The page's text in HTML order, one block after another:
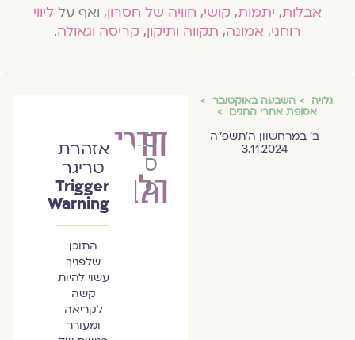
אבלות,יתמות,קושי,חוויה של חסרון, ואף עלליווי
רוחני,אמונה,תקווה ותיקון,קריסה וגאולה.
גלויה השבעה באוקטובר
אסופת אחרי החגים
ב׳ במרחשוון ה׳תשפ״ה
3.11.2024
חדרי
הלב
סימה
סדרו
פלד
אזהרת
טריגר
Trigger
Warning
התוכן
שלפניך
עשוי להיות
קשה
לקריאה
ומעורר